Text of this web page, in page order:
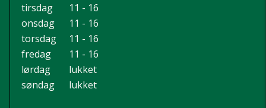
tirsdag
11 - 16
onsdag
11 - 16
torsdag
11 - 16
fredag
11 - 16
lørdag
lukket
søndag
lukket